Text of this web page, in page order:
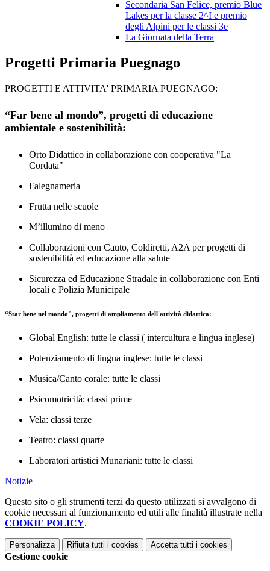
Secondaria San Felice, premio Blue
Lakes per la classe 2^I e premio
degli Alpini per le classi 3e
La Giornata della Terra
Progetti Primaria Puegnago
PROGETTI E ATTIVITA' PRIMARIA PUEGNAGO:
“Far bene al mondo”, progetti di educazione
ambientale e sostenibilità:
Orto Didattico in collaborazione con cooperativa "La
Cordata"
Falegnameria
Frutta nelle scuole
M’illumino di meno
Collaborazioni con Cauto, Coldiretti, A2A per progetti di
sostenibilità ed educazione alla salute
Sicurezza ed Educazione Stradale in collaborazione con Enti
locali e Polizia Municipale
“Star bene nel mondo", progetti di ampliamento dell'attività didattica:
Global English: tutte le classi ( intercultura e lingua inglese)
Potenziamento di lingua inglese: tutte le classi
Musica/Canto corale: tutte le classi
Psicomotricità: classi prime
Vela: classi terze
Teatro: classi quarte
Laboratori artistici Munariani: tutte le classi
Notizie
Questo sito o gli strumenti terzi da questo utilizzati si avvalgono di
cookie necessari al funzionamento ed utili alle finalità illustrate nella
COOKIE POLICY.
Personalizza Rifiuta tutti i cookies Accetta tutti i cookies
Gestione cookie